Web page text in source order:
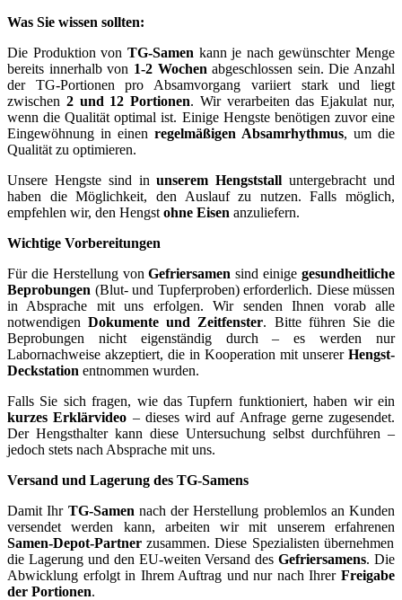
Was Sie wissen sollten:
Die Produktion von TG-Samen kann je nach gewünschter Menge
bereits innerhalb von 1-2 Wochen abgeschlossen sein. Die Anzahl
der TG-Portionen pro Absamvorgang variiert stark und liegt
zwischen 2 und 12 Portionen. Wir verarbeiten das Ejakulat nur,
wenn die Qualität optimal ist. Einige Hengste benötigen zuvor eine
Eingewöhnung in einen regelmäßigen Absamrhythmus, um die
Qualität zu optimieren.
Unsere Hengste sind inunserem Hengststall untergebracht und
haben die Möglichkeit, den Auslauf zu nutzen. Falls möglich,
empfehlen wir, den Hengst ohne Eisen anzuliefern.
Wichtige Vorbereitungen
Für die Herstellung vonGefriersamen sind einigegesundheitliche
Beprobungen (Blut- und Tupferproben) erforderlich. Diese müssen
in Absprache mit uns erfolgen. Wir senden Ihnen vorab alle
notwendigenDokumente und Zeitfenster. Bitte führen Sie die
Beprobungen nicht eigenständig durch – es werden nur
Labornachweise akzeptiert, die in Kooperation mit unserer Hengst-
Deckstation entnommen wurden.
Falls Sie sich fragen, wie das Tupfern funktioniert, haben wir ein
kurzes Erklärvideo – dieses wird auf Anfrage gerne zugesendet.
Der Hengsthalter kann diese Untersuchung selbst durchführen –
jedoch stets nach Absprache mit uns.
Versand und Lagerung des TG-Samens
Damit Ihr TG-Samen nach der Herstellung problemlos an Kunden
versendet werden kann, arbeiten wir mit unserem erfahrenen
Samen-Depot-Partnerzusammen. Diese Spezialisten übernehmen
die Lagerung und den EU-weiten Versand desGefriersamens. Die
Abwicklung erfolgt in Ihrem Auftrag und nur nach Ihrer Freigabe
der Portionen.